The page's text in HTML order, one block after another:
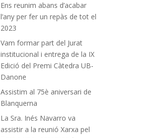
Ens reunim abans d’acabar
l’any per fer un repàs de tot el
2023
Vam formar part del Jurat
institucional i entrega de la IX
Edició del Premi Càtedra UB-
Danone
Assistim al 75è aniversari de
Blanquerna
La Sra. Inés Navarro va
assistir a la reunió Xarxa pel